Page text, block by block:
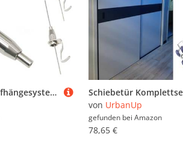
Bilderschienen Aufhängesystem Bildaufhänger Schwarz, Beweglich und Positionierbar, Bilderschienen-Aufhängehaken und Draht Verstellbar, Bilderschienen-Aufhängeset(1.6'/0.5m Cable,73"/185cm Track)
von UrbanUp
gefunden bei Amazon
78,65 €